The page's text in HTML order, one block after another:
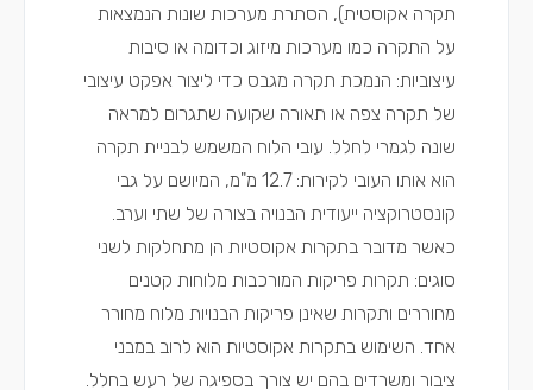
תקרה אקוסטית), הסתרת מערכות שונות הנמצאות
על התקרה כמו מערכות מיזוג וכדומה או סיבות
עיצוביות: הנמכת תקרה מגבס כדי ליצור אפקט עיצובי
של תקרה צפה או תאורה שקועה שתגרום למראה
שונה לגמרי לחלל. עובי הלוח המשמש לבניית תקרה
הוא אותו העובי לקירות: 12.7 מ"מ, המיושם על גבי
קונסטרוקציה ייעודית הבנויה בצורה של שתי וערב.
כאשר מדובר בתקרות אקוסטיות הן מתחלקות לשני
סוגים: תקרות פריקות המורכבות מלוחות קטנים
מחוררים ותקרות שאינן פריקות הבנויות מלוח מחורר
אחד. השימוש בתקרות אקוסטיות הוא לרוב במבני
ציבור ומשרדים בהם יש צורך בספיגה של רעש בחלל.